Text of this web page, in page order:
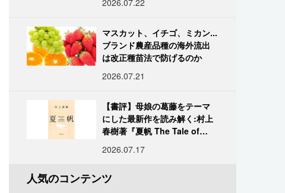
2026.07.22
マスカット、イチゴ、ミカン...
ブランド農産品種の海外流出
は改正種苗法で防げるのか
2026.07.21
【書評】母娘の葛藤をテーマ
にした最新作を読み解く:村上
春樹著『夏帆 The Tale of
2026.07.17
人気のコンテンツ